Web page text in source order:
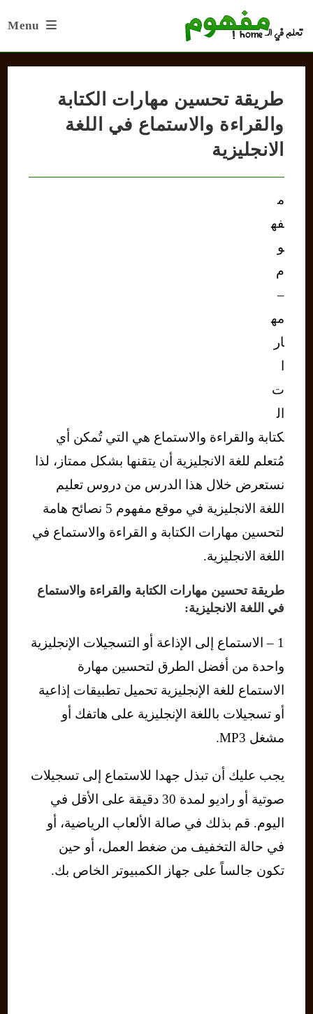
Menu
طريقة تحسين مهارات الكتابة
والقراءة والاستماع في اللغة
الانجليزية
م
فه
و
م
–
مه
ار
ت
ال
كتابة والقراءة والاستماع هي التي تُمكن أي
مُتعلم للغة الانجليزية أن يتقنها بشكل ممتاز، لذا
نستعرض خلال هذا الدرس من دروس تعليم
اللغة الانجليزية في موقع مفهوم 5 نصائح هامة
لتحسين مهارات الكتابة و القراءة والاستماع في
اللغة الانجليزية.
طريقة تحسين مهارات الكتابة والقراءة والاستماع
في اللغة الانجليزية:
1 – الاستماع إلى الإذاعة أو التسجيلات الإنجليزية
واحدة من أفضل الطرق لتحسين مهارة
الاستماع للغة الإنجليزية تحميل تطبيقات إذاعية
أو تسجيلات باللغة الإنجليزية على هاتفك أو
مشغل MP3.
يجب عليك أن تبذل جهدا للاستماع إلى تسجيلات
صوتية أو راديو لمدة 30 دقيقة على الأقل في
اليوم. قم بذلك في صالة الألعاب الرياضية، أو
في حالة التخفيف من ضغط العمل، أو حين
تكون جالساً على جهاز الكمبيوتر الخاص بك.